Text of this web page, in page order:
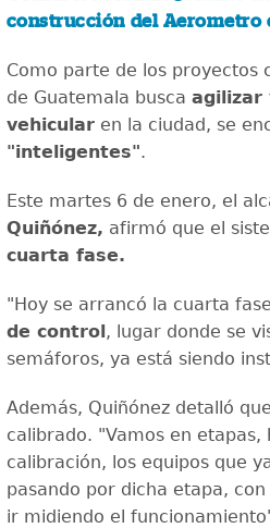
construcción del Aerometro
Como parte de los proyectos
de Guatemala busca agilizar
vehicular en la ciudad, se
"inteligentes".
Este martes 6 de enero, el
Quiñónez, afirmó que el
cuarta fase.
"Hoy se arrancó la cuarta
de control, lugar donde se
semáforos, ya está siendo
Además, Quiñónez detalló
calibrado. "Vamos en etapas,
calibración, los equipos que
pasando por dicha etapa,
ir midiendo el